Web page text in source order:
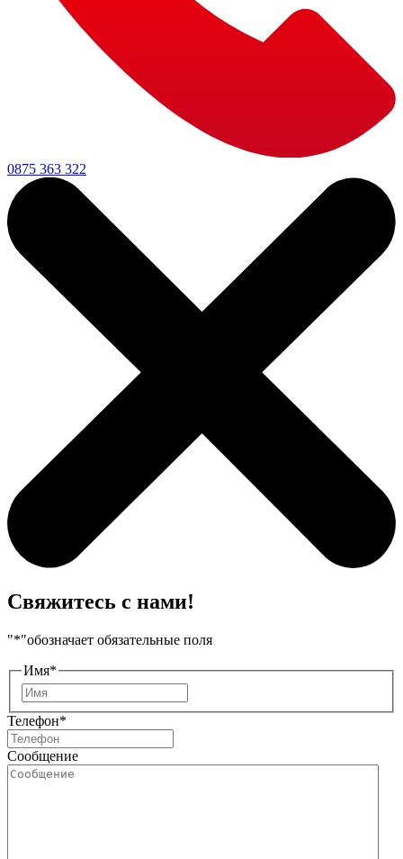
0875 363 322
Свяжитесь с нами!
"*"обозначает обязательные поля
Имя*
Телефон*
Сообщение